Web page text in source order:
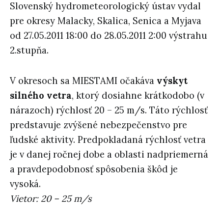
Slovenský hydrometeorologický ústav vydal
pre okresy Malacky, Skalica, Senica a Myjava
od 27.05.2011 18:00 do 28.05.2011 2:00 výstrahu
2.stupňa.
V okresoch sa MIESTAMI očakáva výskyt
silného vetra, ktorý dosiahne krátkodobo (v
nárazoch) rýchlosť 20 – 25 m/s. Táto rýchlosť
predstavuje zvýšené nebezpečenstvo pre
ľudské aktivity. Predpokladaná rýchlosť vetra
je v danej ročnej dobe a oblasti nadpriemerná
a pravdepodobnosť spôsobenia škôd je
vysoká.
Vietor: 20 – 25 m/s